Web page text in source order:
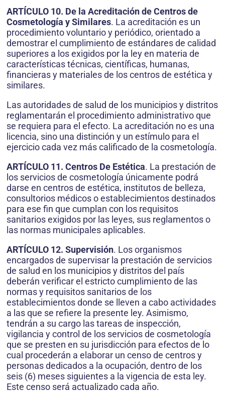
ARTÍCULO 10. De la Acreditación de Centros de
Cosmetología y Similares. La acreditación es un
procedimiento voluntario y periódico, orientado a
demostrar el cumplimiento de estándares de calidad
superiores a los exigidos por la ley en materia de
características técnicas, científicas, humanas,
financieras y materiales de los centros de estética y
similares.
Las autoridades de salud de los municipios y distritos
reglamentarán el procedimiento administrativo que
se requiera para el efecto. La acreditación no es una
licencia, sino una distinción y un estímulo para el
ejercicio cada vez más calificado de la cosmetología.
ARTÍCULO 11. Centros De Estética. La prestación de
los servicios de cosmetología únicamente podrá
darse en centros de estética, institutos de belleza,
consultorios médicos o establecimientos destinados
para ese fin que cumplan con los requisitos
sanitarios exigidos por las leyes, sus reglamentos o
las normas municipales aplicables.
ARTÍCULO 12. Supervisión. Los organismos
encargados de supervisar la prestación de servicios
de salud en los municipios y distritos del país
deberán verificar el estricto cumplimiento de las
normas y requisitos sanitarios de los
establecimientos donde se lleven a cabo actividades
a las que se refiere la presente ley. Asimismo,
tendrán a su cargo las tareas de inspección,
vigilancia y control de los servicios de cosmetología
que se presten en su jurisdicción para efectos de lo
cual procederán a elaborar un censo de centros y
personas dedicados a la ocupación, dentro de los
seis (6) meses siguientes a la vigencia de esta ley.
Este censo será actualizado cada año.